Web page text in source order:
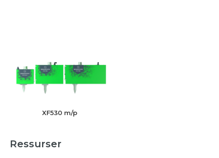
XF530 m/p
Ressurser